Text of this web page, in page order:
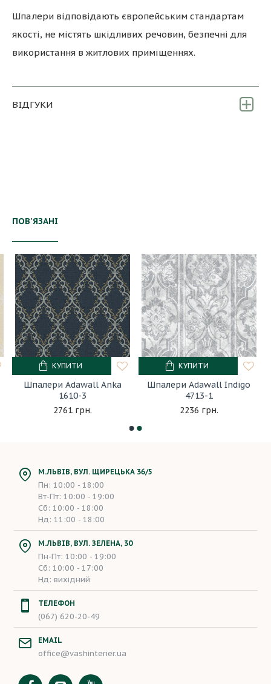
Шпалери відповідають європейським стандартам
якості, не містять шкідливих речовин, безпечні для
використання в житлових приміщеннях.
ВІДГУКИ
ПОВ'ЯЗАНІ
Шпалери Adawall Anka
1610-3
2761 грн.
КУПИТИ
Шпалери Adawall Indigo
4713-1
2236 грн.
КУПИТИ
М.ЛЬВІВ, ВУЛ. ЩИРЕЦЬКА 36/5
Пн: 10:00 - 18:00
Вт-Пт: 10:00 - 19:00
Сб: 10:00 - 18:00
Нд: 11:00 - 18:00
М.ЛЬВІВ, ВУЛ. ЗЕЛЕНА, 30
Пн-Пт: 10:00 - 19:00
Сб: 10:00 - 17:00
Нд: вихідний
ТЕЛЕФОН
(067) 620-20-49
EMAIL
office@vashinterier.ua